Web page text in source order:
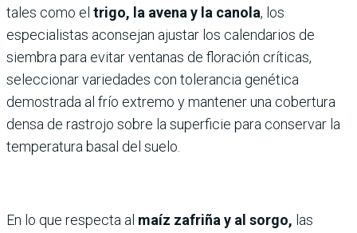
tales como el trigo, la avena y la canola, los
especialistas aconsejan ajustar los calendarios de
siembra para evitar ventanas de floración críticas,
seleccionar variedades con tolerancia genética
demostrada al frío extremo y mantener una cobertura
densa de rastrojo sobre la superficie para conservar la
temperatura basal del suelo.
En lo que respecta al maíz zafriña y al sorgo, las